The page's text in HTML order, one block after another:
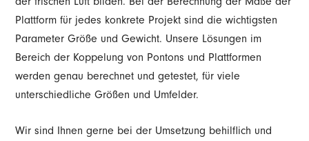
Plattform für jedes konkrete Projekt sind die wichtigsten
Parameter Größe und Gewicht. Unsere Lösungen im
Bereich der Koppelung von Pontons und Plattformen
werden genau berechnet und getestet, für viele
unterschiedliche Größen und Umfelder.
Wir sind Ihnen gerne bei der Umsetzung behilflich und